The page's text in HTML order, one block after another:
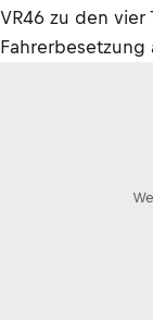
VR46 zu den